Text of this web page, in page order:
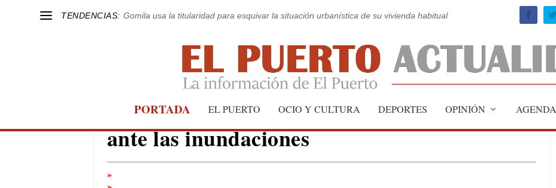
TENDENCIAS: Gomila usa la titularidad para esquivar la situación urbanística de su vivienda habitual
PORTADA EL PUERTO OCIO Y CULTURA DEPORTES OPINIÓN AGENDA
El PP pide mayor mantenimiento y previsión
ante las inundaciones